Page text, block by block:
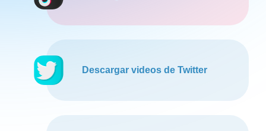
Descargar videos de Twitter